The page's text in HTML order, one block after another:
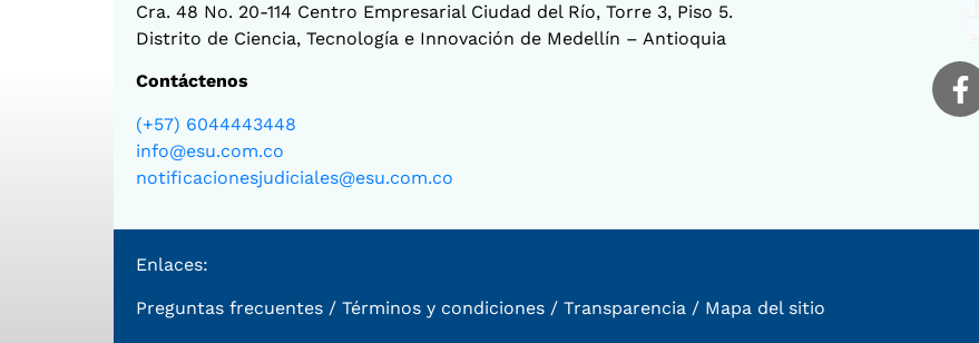
Cra. 48 No. 20-114 Centro Empresarial Ciudad del Río, Torre 3, Piso 5.
Distrito de Ciencia, Tecnología e Innovación de Medellín – Antioquia
Contáctenos
(+57) 6044443448
info@esu.com.co
notificacionesjudiciales@esu.com.co
Enlaces:
Preguntas frecuentes / Términos y condiciones / Transparencia / Mapa del sitio